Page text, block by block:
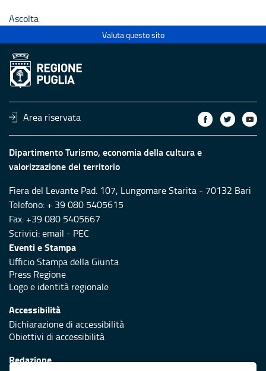
Ascolta
Valuta questo sito
Area riservata
Dipartimento Turismo, economia della cultura e
valorizzazione del territorio
Fiera del Levante Pad. 107, Lungomare Starita - 70132 Bari
Telefono: + 39 080 5405615
Fax: +39 080 5405667
Scrivici:email - PEC
Eventi e Stampa
Ufficio Stampa della Giunta
Press Regione
Logo e identità regionale
Accessibilità
Dichiarazione di accessibilità
Obiettivi di accessibilità
Redazione